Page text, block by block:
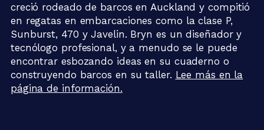
creció rodeado de barcos en Auckland y compitió
en regatas en embarcaciones como la clase P,
Sunburst, 470 y Javelin. Bryn es un diseñador y
tecnólogo profesional, y a menudo se le puede
encontrar esbozando ideas en su cuaderno o
construyendo barcos en su taller. Lee más en la
página de información.